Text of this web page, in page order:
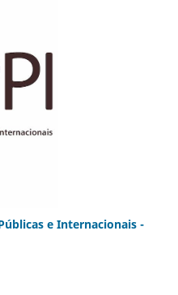
e Internacionais -